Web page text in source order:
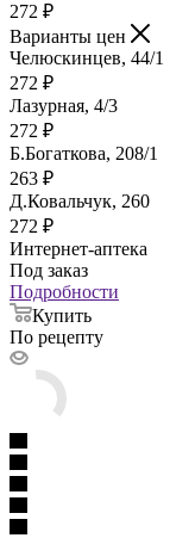
272 ₽
Варианты цен
Челюскинцев, 44/1
272 ₽
Лазурная, 4/3
272 ₽
Б.Богаткова, 208/1
263 ₽
Д.Ковальчук, 260
272 ₽
Интернет-аптека
Под заказ
Подробности
Купить
По рецепту